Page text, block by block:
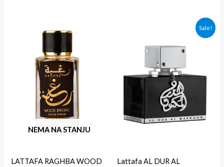
NEMA NA STANJU
LATTAFA RAGHBA WOOD
Sale!
Lattafa AL DUR AL
bila:
Trenutna
cena